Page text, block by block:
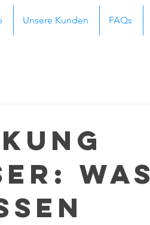
Unsere Kunden FAQs
Was